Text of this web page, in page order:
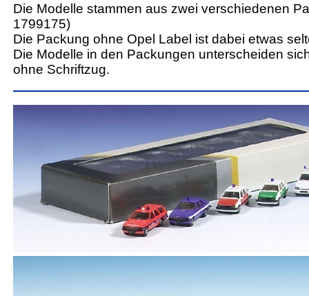
Die Modelle stammen aus zwei verschiedenen
1799175)
Die Packung ohne Opel Label ist dabei etwas
Die Modelle in den Packungen unterscheiden
ohne Schriftzug.